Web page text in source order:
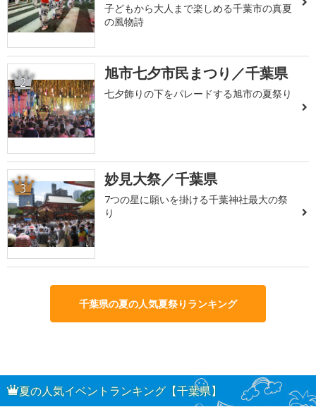
子どもから大人まで楽しめる千葉市の真夏
の風物詩
2 旭市七夕市民まつり／千葉県
七夕飾りの下をパレードする旭市の夏祭り
3 妙見大祭／千葉県
7つの星に願いを掛ける千葉神社最大の祭
り
千葉県の夏の人気夏祭りランキング
夏の人気イベントランキング【千葉県】